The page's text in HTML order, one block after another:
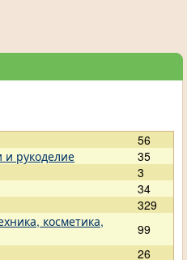
56
и рукоделие
35
3
34
329
косметика,
99
26